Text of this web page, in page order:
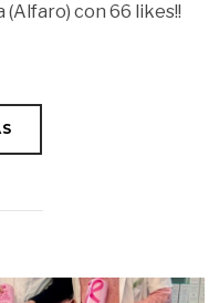
(Alfaro) con 66 likes!!